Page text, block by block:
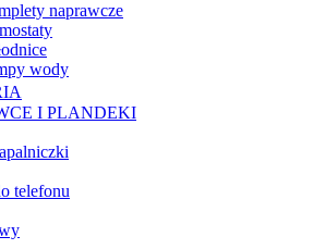
naprawcze
wody
I PLANDEKI
telefonu